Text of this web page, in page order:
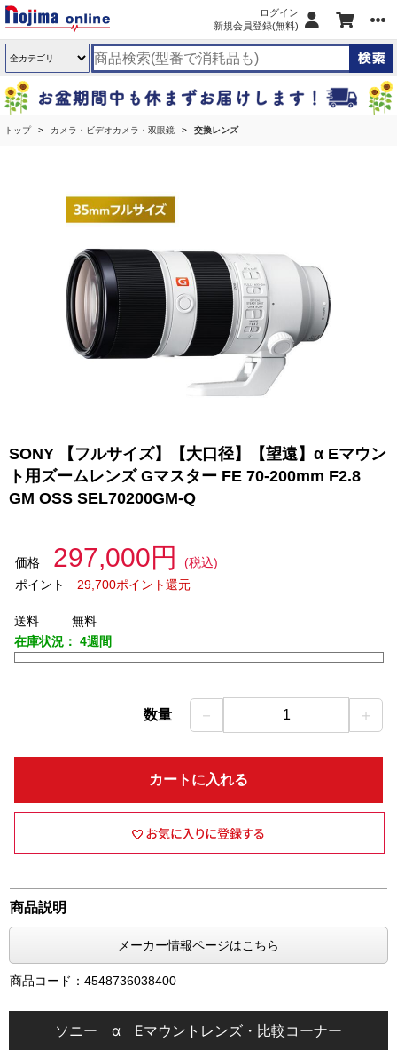
ログイン
新規会員登録(無料)
トップ カメラ・ビデオカメラ・双眼鏡 交換レンズ
SONY 【フルサイズ】【大口径】【望遠】α Eマウン
ト用ズームレンズ Gマスター FE 70-200mm F2.8
GM OSS SEL70200GM-Q
価格 297,000円
(税込)
ポイント
29,700ポイント還元
送料
無料
在庫状況： 4週間
数量 － 1 ＋
カートに入れる
商品説明
メーカー情報ページはこちら
商品コード：4548736038400